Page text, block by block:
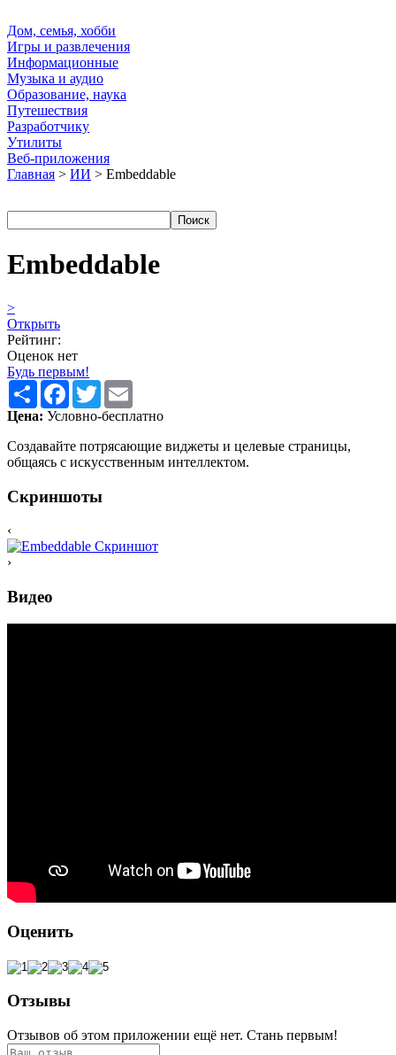
Дом, семья, хобби
Игры и развлечения
Информационные
Музыка и аудио
Образование, наука
Путешествия
Разработчику
Утилиты
Веб-приложения
Главная > ИИ > Embeddable
Embeddable
>
Открыть
Рейтинг:
Оценок нет
Будь первым!
Share Facebook
Twitter
Цена: Условно-бесплатно
Создавайте потрясающие виджеты и целевые страницы,
общаясь с искусственным интеллектом.
Скриншоты
‹
›
Видео
Оценить
Отзывы
Отзывов об этом приложении ещё нет. Стань первым!